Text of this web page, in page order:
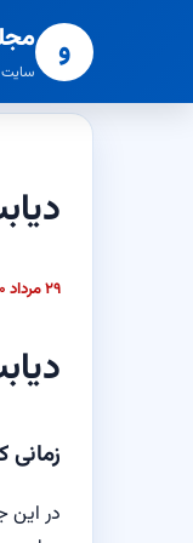
و سایت
۲۹ مرداد ۱۴۰۰ | مدیرسایت